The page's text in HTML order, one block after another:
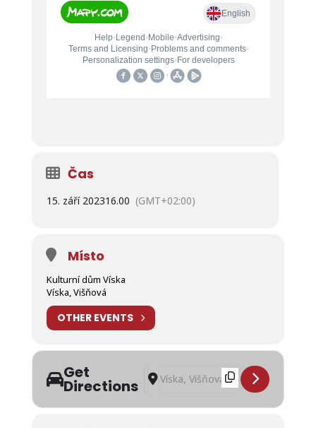
Čas
15. září 202316.00 (GMT+02:00)
Místo
Kulturní dům Víska
Víska, Višňová
OTHER EVENTS
Get
Directions
Address - Višňovská pouť ve Vísce []
Destination Address - Višňovská